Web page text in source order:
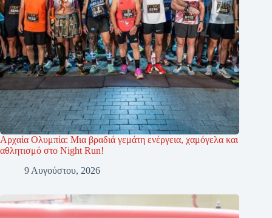
Αρχαία Ολυμπία: Μια βραδιά γεμάτη ενέργεια, χαμόγελα και
αθλητισμό στο Night Run!
9 Αυγούστου, 2026